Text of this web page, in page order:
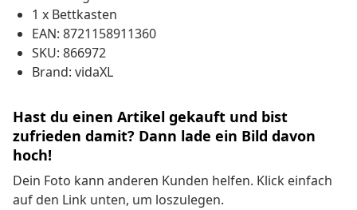
1 x Bettkasten
EAN: 8721158911360
SKU: 866972
Brand: vidaXL
Hast du einen Artikel gekauft und bist
zufrieden damit? Dann lade ein Bild davon
hoch!
Dein Foto kann anderen Kunden helfen. Klick einfach
auf den Link unten, um loszulegen.